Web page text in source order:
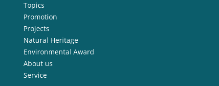
Topics
Promotion
Projects
Natural Heritage
Environmental Award
About us
Service